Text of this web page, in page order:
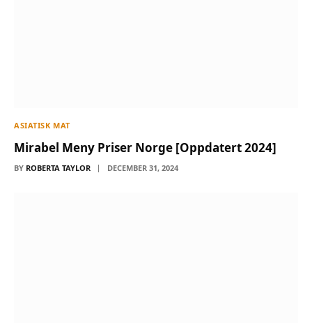
ASIATISK MAT
Mirabel Meny Priser Norge [Oppdatert 2024]
BY ROBERTA TAYLOR DECEMBER 31, 2024